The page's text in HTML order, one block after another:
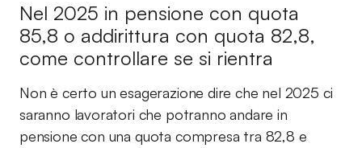
Nel 2025 in pensione con quota
85,8 o addirittura con quota 82,8,
come controllare se si rientra
Non è certo un esagerazione dire che nel 2025 ci
saranno lavoratori che potranno andare in
pensione con una quota compresa tra 82,8 e